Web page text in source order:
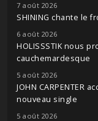
7 août 2026
SHINING chante le
6 août 2026
HOLISSSTIK nous
cauchemardesque
5 août 2026
JOHN CARPENTER
nouveau single
5 août 2026